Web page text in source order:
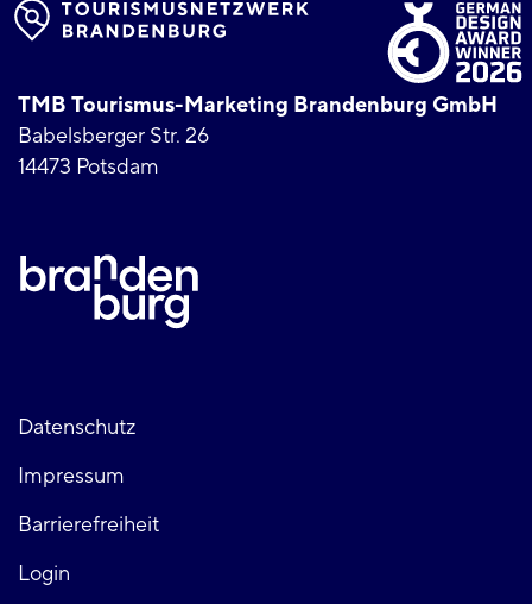
TMB Tourismus-Marketing Brandenburg GmbH
Babelsberger Str. 26
14473 Potsdam
Fußzeile
links
Datenschutz
Impressum
Barrierefreiheit
Login